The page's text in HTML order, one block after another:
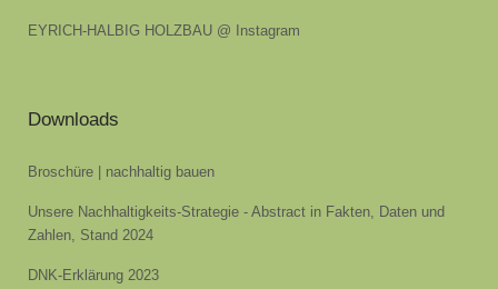
EYRICH-HALBIG HOLZBAU @ Instagram
Downloads
Broschüre | nachhaltig bauen
Unsere Nachhaltigkeits-Strategie - Abstract in Fakten, Daten und
Zahlen, Stand 2024
DNK-Erklärung 2023